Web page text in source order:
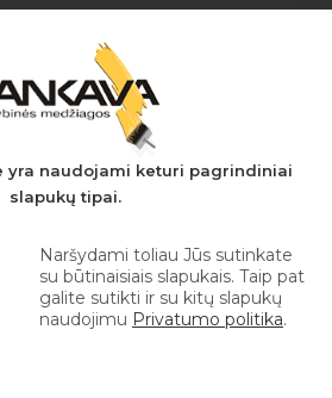
kodas: 149728275
kodas: LT497282716
SEB bankas
+370 610 42 222
yra naudojami keturi pagrindiniai
slapukų tipai.
Naršydami toliau Jūs sutinkate
su būtinaisiais slapukais. Taip pat
galite sutikti ir su kitų slapukų
naudojimu Privatumo politika.